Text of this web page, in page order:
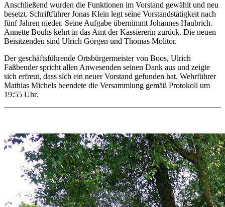
Anschließend wurden die Funktionen im Vorstand gewählt und neu
besetzt. Schriftführer Jonas Klein legt seine Vorstandstätigkeit nach
fünf Jahren nieder. Seine Aufgabe übernimmt Johannes Haubrich.
Annette Bouhs kehrt in das Amt der Kassiererin zurück. Die neuen
Beisitzenden sind Ulrich Görgen und Thomas Molitor.
Der geschäftsführende Ortsbürgermeister von Boos, Ulrich
Faßbender spricht allen Anwesenden seinen Dank aus und zeigte
sich erfreut, dass sich ein neuer Vorstand gefunden hat. Wehrführer
Mathias Michels beendete die Versammlung gemäß Protokoll um
19:55 Uhr.